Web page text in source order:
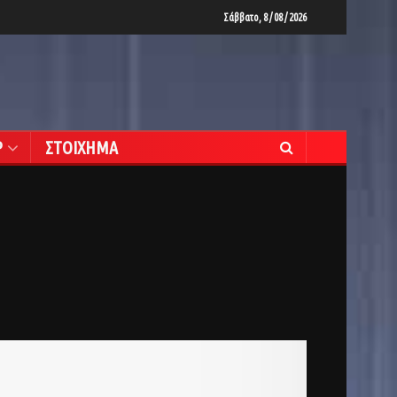
Σάββατο, 8 / 08 / 2026
ΣΤΟΙΧΗΜΑ